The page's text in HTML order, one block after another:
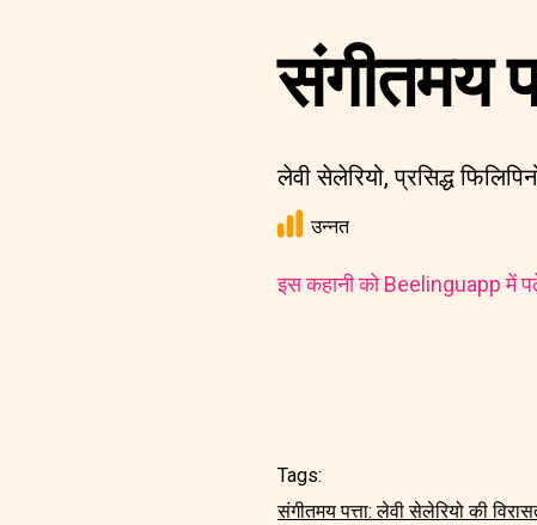
संगीतमय
लेवी सेलेरियो, प्रसिद्ध
उन्नत
इस कहानी को Beelinguapp में
Tags:
संगीतमय पत्ता: लेवी सेलेरियो की